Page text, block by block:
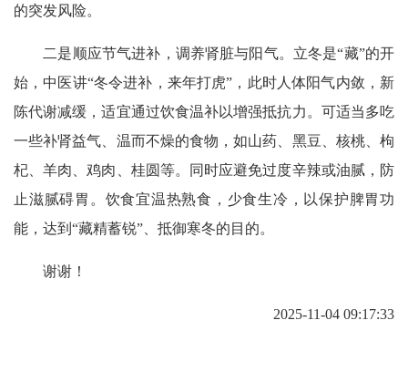
的突发风险。
二是顺应节气进补，调养肾脏与阳气。立冬是“藏”的开
始，中医讲“冬令进补，来年打虎”，此时人体阳气内敛，新
陈代谢减缓，适宜通过饮食温补以增强抵抗力。可适当多吃
一些补肾益气、温而不燥的食物，如山药、黑豆、核桃、枸
杞、羊肉、鸡肉、桂圆等。同时应避免过度辛辣或油腻，防
止滋腻碍胃。饮食宜温热熟食，少食生冷，以保护脾胃功
能，达到“藏精蓄锐”、抵御寒冬的目的。
谢谢！
2025-11-04 09:17:33